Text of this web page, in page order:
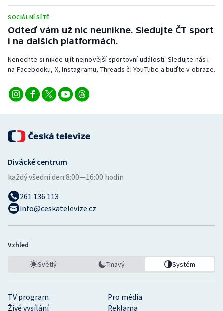
SOCIÁLNÍ SÍTĚ
Odteď vám už nic neunikne. Sledujte ČT sport
i na dalších platformách.
Nenechte si nikde ujít nejnovější sportovní události. Sledujte nás i
na Facebooku, X, Instagramu, Threads či YouTube a buďte v obraze.
TV program
Pro média
Živé vysílání
Reklama
Divácké centrum
každý všední den:8:00—16:00 hodin
261 136 113
info@ceskatelevize.cz
Vzhled
Světlý Tmavý Systém